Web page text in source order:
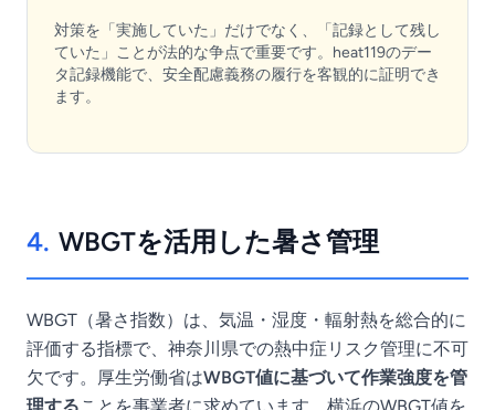
対策を「実施していた」だけでなく、「記録として残し
ていた」ことが法的な争点で重要です。heat119のデー
タ記録機能で、安全配慮義務の履行を客観的に証明でき
ます。
4. WBGTを活用した暑さ管理
WBGT（暑さ指数）は、気温・湿度・輻射熱を総合的に
評価する指標で、神奈川県での熱中症リスク管理に不可
欠です。厚生労働省はWBGT値に基づいて作業強度を管